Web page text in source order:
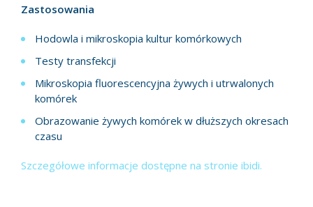
Zastosowania
Hodowla i mikroskopia kultur komórkowych
Testy transfekcji
Mikroskopia fluorescencyjna żywych i utrwalonych
komórek
Obrazowanie żywych komórek w dłuższych okresach
czasu
Szczegółowe informacje dostępne na stronie ibidi.